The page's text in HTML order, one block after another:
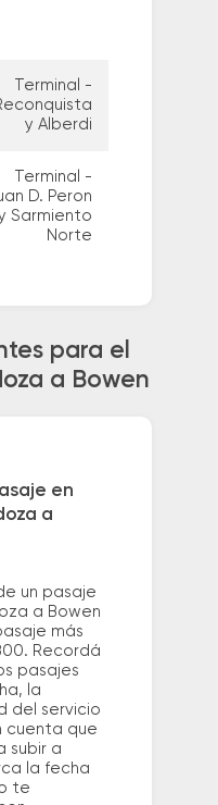
Terminal -
y Alberdi
Terminal -
D. Peron
Sarmiento
Norte
para el
a Bowen
en
a
un pasaje
a Bowen
más
Recordá
pasajes
la
del servicio
cuenta que
subir a
la fecha
te